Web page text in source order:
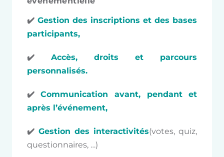
✔️ Gestion des inscriptions et des bases
participants,
✔️ Accès, droits et parcours
personnalisés.
✔️Communication avant, pendant et
après l’événement,
✔️ Gestion des interactivités(votes, quiz,
questionnaires, …)